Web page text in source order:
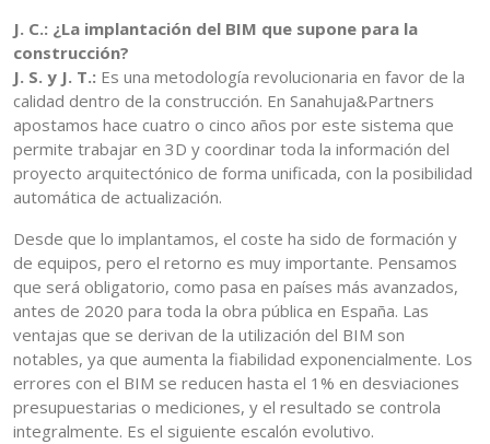
J. C.: ¿La implantación del BIM que supone para la
construcción?
J. S. y J. T.: Es una metodología revolucionaria en favor de la
calidad dentro de la construcción. En Sanahuja&Partners
apostamos hace cuatro o cinco años por este sistema que
permite trabajar en 3D y coordinar toda la información del
proyecto arquitectónico de forma unificada, con la posibilidad
automática de actualización.
Desde que lo implantamos, el coste ha sido de formación y
de equipos, pero el retorno es muy importante. Pensamos
que será obligatorio, como pasa en países más avanzados,
antes de 2020 para toda la obra pública en España. Las
ventajas que se derivan de la utilización del BIM son
notables, ya que aumenta la fiabilidad exponencialmente. Los
errores con el BIM se reducen hasta el 1% en desviaciones
presupuestarias o mediciones, y el resultado se controla
integralmente. Es el siguiente escalón evolutivo.